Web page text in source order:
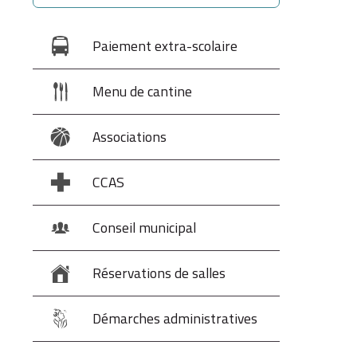
Paiement extra-scolaire
Menu de cantine
Associations
CCAS
Conseil municipal
Réservations de salles
Démarches administratives